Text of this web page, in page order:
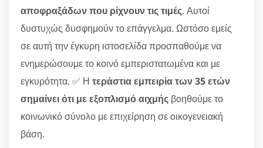
αποφραξάδων που ρίχνουν τις τιμές. Αυτοί
δυστυχώς δυσφημούν το επάγγελμα. Ωστόσο εμείς
σε αυτή την έγκυρη ιστοσελίδα προσπαθούμε να
ενημερώσουμε το κοινό εμπεριστατωμένα και με
εγκυρότητα. ✅ Η τεράστια εμπειρία των 35 ετών
σημαίνει ότι με εξοπλισμό αιχμής βοηθούμε το
κοινωνικό σύνολο με επιχείρηση σε οικογενειακή
βάση.